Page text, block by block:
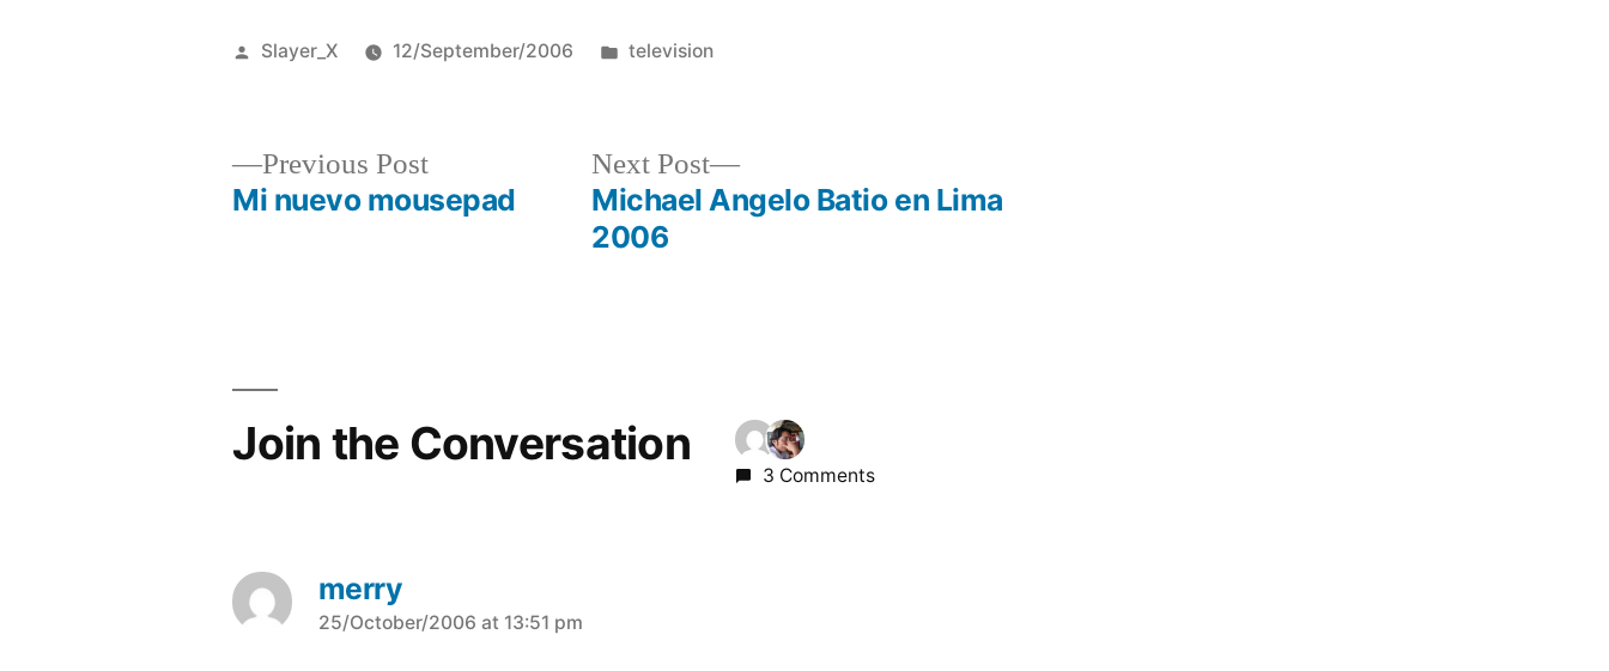
Posted
Slayer_X 12/September/2006
Posted
television
Previous PostPrevious
post:
Mi nuevo mousepad
Next Post
Next
post:
Michael Angelo Batio en Lima
2006
Join the Conversation
3 Comments
merry
says:
25/October/2006 at 13:51 pm